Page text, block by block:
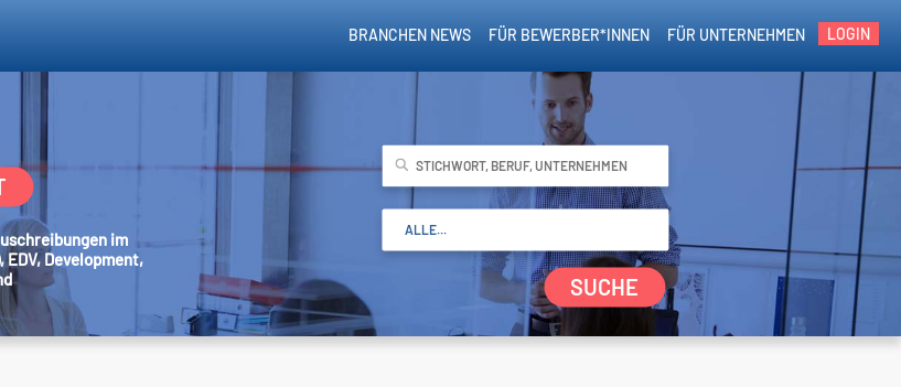
LOGIN
FÜR UNTERNEHMEN
FÜR BEWERBER*INNEN
BRANCHEN NEWS
im
Development,
SUCHE